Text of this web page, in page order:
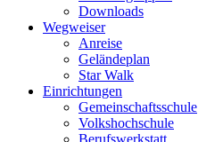
Downloads
Wegweiser
Anreise
Geländeplan
Star Walk
Einrichtungen
Gemeinschaftsschule
Volkshochschule
Berufswerkstatt